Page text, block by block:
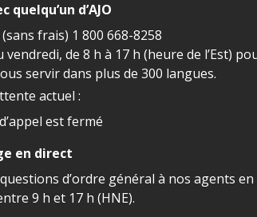
quelqu’un d’AJO
frais) 1 800 668-8258
vendredi, de 8 h à 17 h (heure de l’Est)
servir dans plus de 300 langues.
actuel :
est fermé
en direct
d’ordre général à nos agents
9 h et 17 h (HNE).